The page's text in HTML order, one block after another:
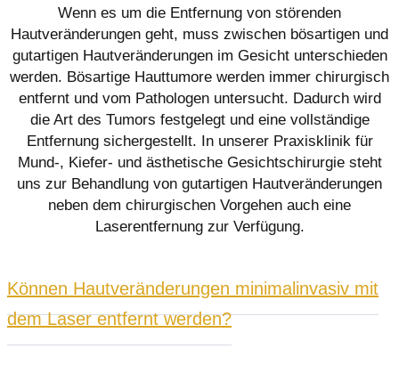
Wenn es um die Entfernung von störenden
Hautveränderungen geht, muss zwischen bösartigen und
gutartigen Hautveränderungen im Gesicht unterschieden
werden. Bösartige Hauttumore werden immer chirurgisch
entfernt und vom Pathologen untersucht. Dadurch wird
die Art des Tumors festgelegt und eine vollständige
Entfernung sichergestellt. In unserer Praxisklinik für
Mund-, Kiefer- und ästhetische Gesichtschirurgie steht
uns zur Behandlung von gutartigen Hautveränderungen
neben dem chirurgischen Vorgehen auch eine
Laserentfernung zur Verfügung.
Können Hautveränderungen minimalinvasiv mit
dem Laser entfernt werden?